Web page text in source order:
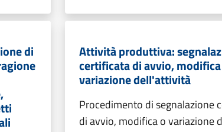
di Attività produttiva:
certificata di avvio,
variazione dell'attività
Procedimento di segnalazione
di avvio, modifica o variazione